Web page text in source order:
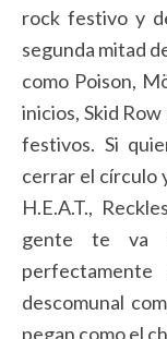
rock festivo y
segunda mitad
como Poison,
inicios, Skid
festivos. Si
cerrar el círculo
H.E.A.T.,
gente te va
descomunal
pegan como el